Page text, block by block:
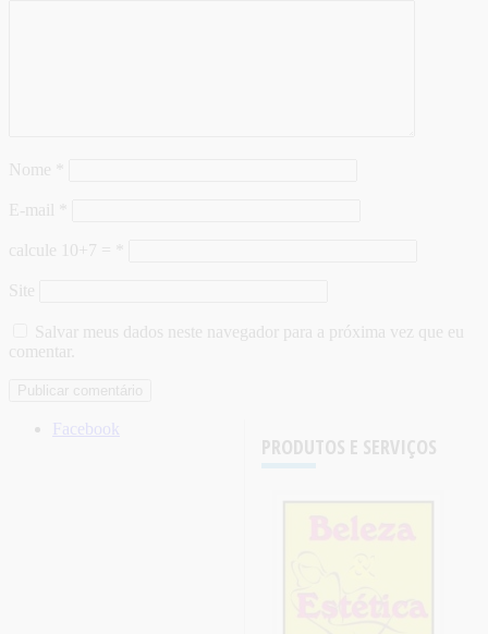
Nome
E-mail
calcule 10+7 =
Site
Salvar meus dados neste navegador para a próxima vez que eu
comentar.
PRODUTOS E SERVIÇOS
Facebook